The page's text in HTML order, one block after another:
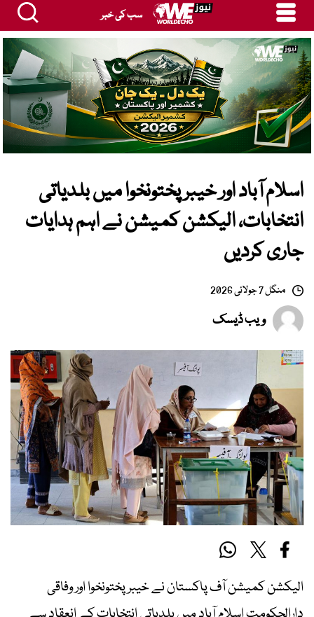
سب کی خبر
اسلام آباد اور خیبرپختونخوا میں بلدیاتی
انتخابات، الیکشن کمیشن نے اہم ہدایات
جاری کردیں
منگل 7 جولائی 2026
ویب ڈیسک
الیکشن کمیشن آف پاکستان نے خیبرپختونخوا اور وفاقی